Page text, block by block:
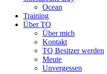
Ocean
Training
Über TQ
Über mich
Kontakt
TQ Besitzer werden
Meute
Unvergessen